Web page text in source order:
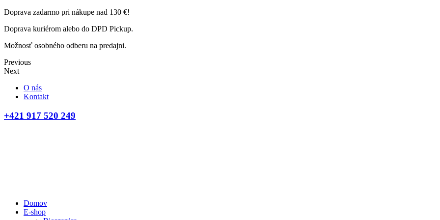
Doprava zadarmo pri nákupe nad 130 €!
Doprava kuriérom alebo do DPD Pickup.
Možnosť osobného odberu na predajni.
Previous
Next
O nás
Kontakt
+421 917 520 249
Domov
E-shop